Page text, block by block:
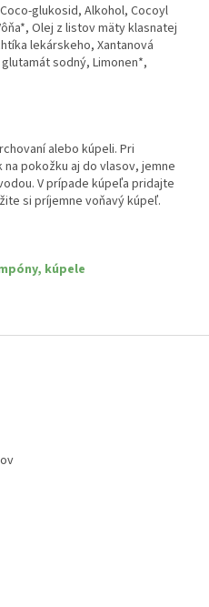
glukosid, Alkohol, Cocoyl
Olej z listov mäty klasnatej
lekárskeho, Xantanová
sodný, Limonen*,
alebo kúpeli. Pri
pokožku aj do vlasov, jemne
V prípade kúpeľa pridajte
si príjemne voňavý kúpeľ.
kúpele